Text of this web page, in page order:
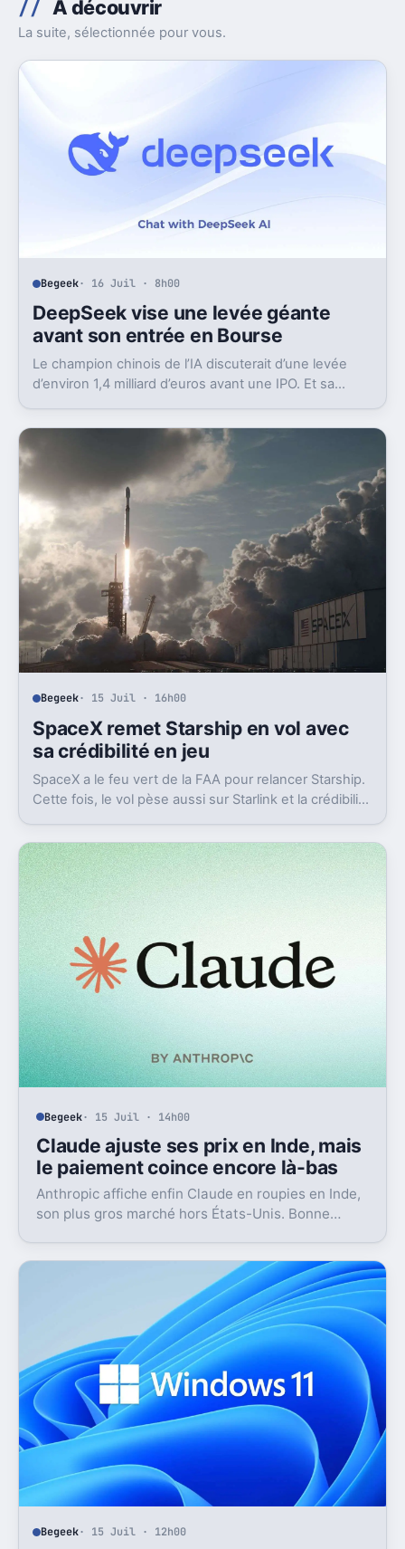
À découvrir
La suite, sélectionnée pour vous.
Begeek· 16 Juil · 8h00
DeepSeek vise une levée géante
avant son entrée en Bourse
Le champion chinois de l’IA discuterait d’une levée
d’environ 1,4 milliard d’euros avant une IPO. Et sa
Begeek· 15 Juil · 16h00
SpaceX remet Starship en vol avec
sa crédibilité en jeu
SpaceX a le feu vert de la FAA pour relancer Starship.
Cette fois, le vol pèse aussi sur Starlink et la crédibilité
Begeek· 15 Juil · 14h00
Claude ajuste ses prix en Inde, mais
le paiement coince encore là-bas
Anthropic affiche enfin Claude en roupies en Inde,
son plus gros marché hors États-Unis. Bonne
Begeek· 15 Juil · 12h00